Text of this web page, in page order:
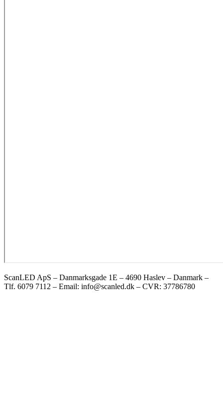
ScanLED ApS – Danmarksgade 1E – 4690 Haslev – Danmark –
Tlf. 6079 7112 – Email: info@scanled.dk – CVR: 37786780